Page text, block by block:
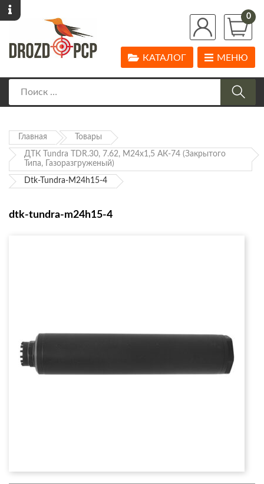
0
МЕНЮ
КАТАЛОГ
Главная Товары
ДТК Tundra TDR.30, 7.62, М24х1,5 АК-74 (закрытого
Типа, Газоразгруженый)
Dtk-Tundra-M24h15-4
dtk-tundra-m24h15-4